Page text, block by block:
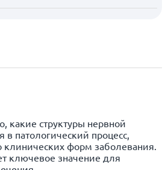
какие структуры нервной
патологический процесс,
форм заболевания.
ключевое значение для